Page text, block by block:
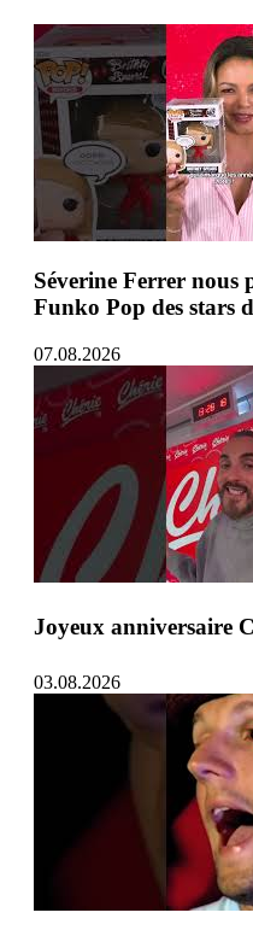
Séverine Ferrer nous
Funko Pop des stars
07.08.2026
Joyeux anniversaire
03.08.2026